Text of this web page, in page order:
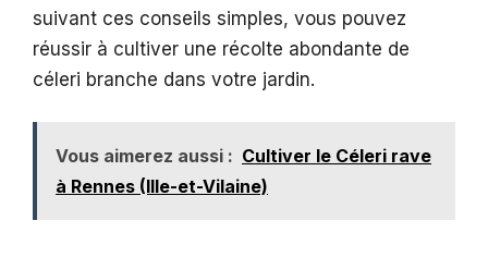
suivant ces conseils simples, vous pouvez
réussir à cultiver une récolte abondante de
céleri branche dans votre jardin.
Vous aimerez aussi : Cultiver le Céleri rave
à Rennes (Ille-et-Vilaine)